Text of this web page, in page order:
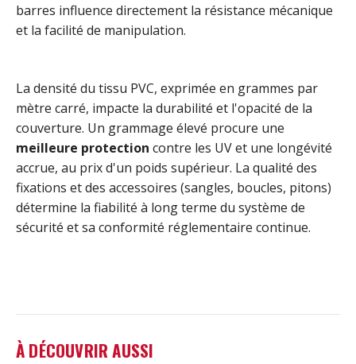
barres influence directement la résistance mécanique
et la facilité de manipulation.
La densité du tissu PVC, exprimée en grammes par
mètre carré, impacte la durabilité et l'opacité de la
couverture. Un grammage élevé procure une
meilleure protection contre les UV et une longévité
accrue, au prix d'un poids supérieur. La qualité des
fixations et des accessoires (sangles, boucles, pitons)
détermine la fiabilité à long terme du système de
sécurité et sa conformité réglementaire continue.
À DÉCOUVRIR AUSSI